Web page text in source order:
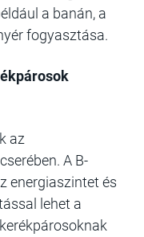
a banán, a
fogyasztása.
az
A B-
energiaszintet és
lehet a